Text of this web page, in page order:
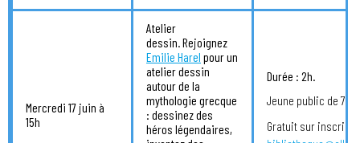
Mercredi 17 juin à
15h
Atelier
dessin. Rejoignez
Emilie Harel pour un
atelier dessin
autour de la
mythologie grecque
: dessinez des
héros légendaires,
Durée : 2h.
Jeune public de 7 à
Gratuit sur